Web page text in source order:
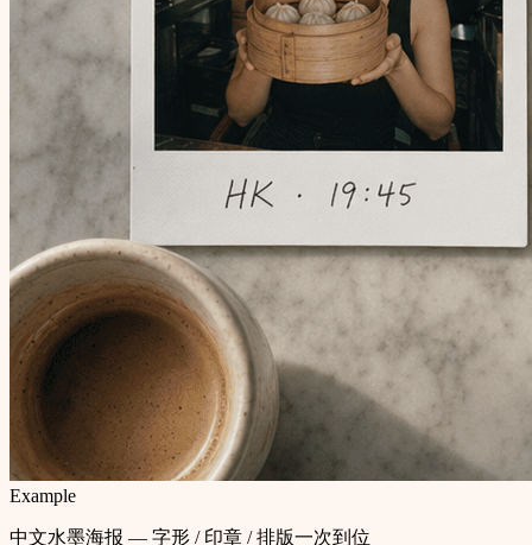
Example
中文水墨海报 — 字形 / 印章 / 排版一次到位